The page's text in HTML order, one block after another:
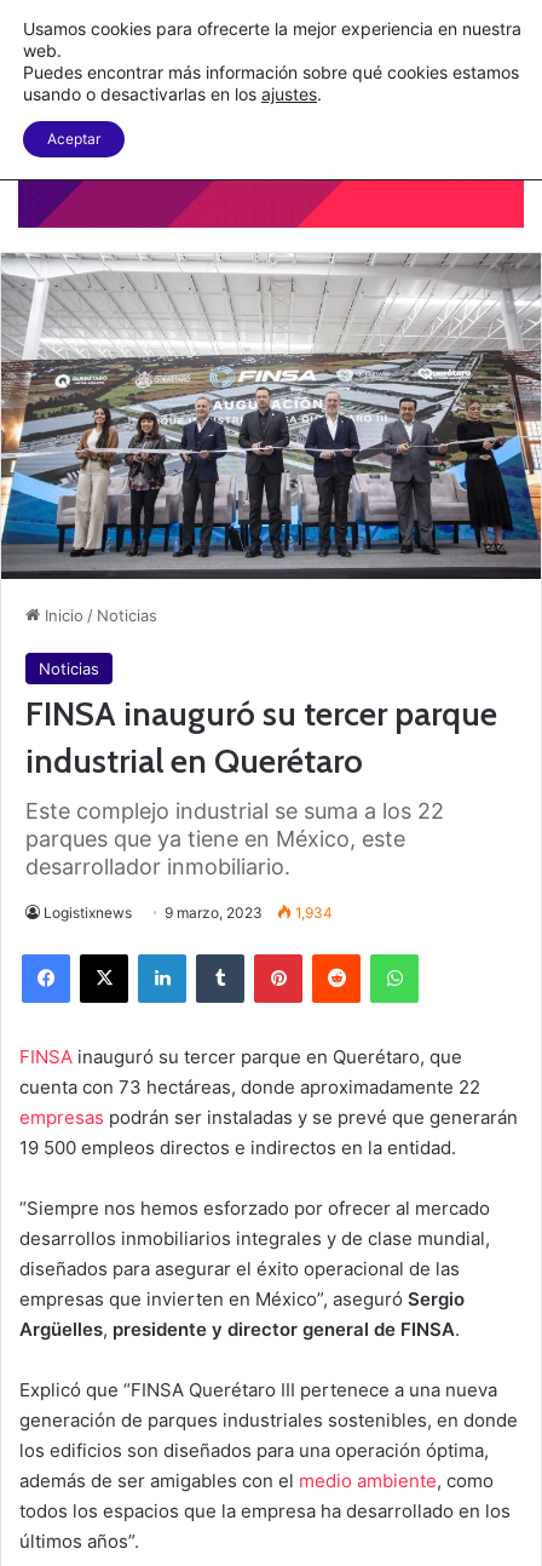
Nueva Ley Aduanera eleva el costo de los errores documentales
Menu
Inicio / Noticias
Noticias
FINSA inauguró su tercer parque
industrial en Querétaro
Este complejo industrial se suma a los 22
parques que ya tiene en México, este
desarrollador inmobiliario.
Logistixnews 9 marzo, 2023 1,934
FINSA inauguró su tercer parque en Querétaro, que
cuenta con 73 hectáreas, donde aproximadamente 22
empresas podrán ser instaladas y se prevé que generarán
19 500 empleos directos e indirectos en la entidad.
“Siempre nos hemos esforzado por ofrecer al mercado
desarrollos inmobiliarios integrales y de clase mundial,
diseñados para asegurar el éxito operacional de las
empresas que invierten en México”, aseguró Sergio
Argüelles, presidente y director general de FINSA.
Explicó que “FINSA Querétaro III pertenece a una nueva
generación de parques industriales sostenibles, en donde
los edificios son diseñados para una operación óptima,
además de ser amigables con el medio ambiente, como
todos los espacios que la empresa ha desarrollado en los
últimos años”.
Usamos cookies para ofrecerte la mejor experiencia en nuestra
web.
Puedes encontrar más información sobre qué cookies estamos
usando o desactivarlas en los ajustes.
Aceptar